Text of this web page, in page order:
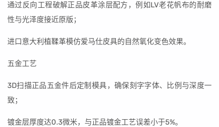
通过反向工程破解正品皮革涂层配方，例如LV老花帆布的耐磨
性与光泽度接近原版；
进口意大利植鞣革模仿爱马仕皮具的自然氧化变色效果。
五金工艺
3D扫描正品五金件后定制模具，确保刻字字体、比例与深度一
致；
镀金层厚度达0.3微米，与正品镀金工艺误差小于5%。